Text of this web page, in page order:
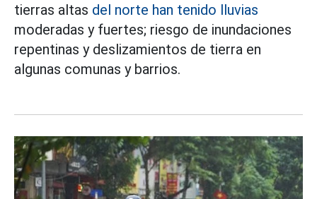
tierras altas del norte han tenido lluvias
moderadas y fuertes; riesgo de inundaciones
repentinas y deslizamientos de tierra en
algunas comunas y barrios.